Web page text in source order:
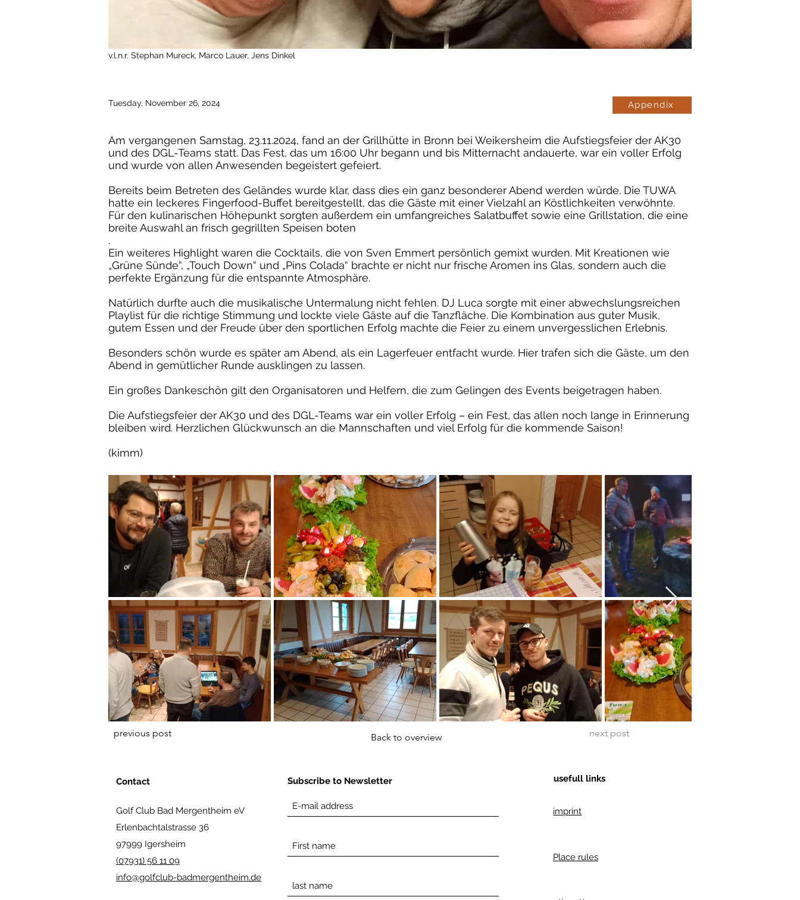
v.l.n.r. Stephan Mureck, Marco Lauer, Jens Dinkel
Tuesday, November 26, 2024 Appendix
Am vergangenen Samstag, 23.11.2024, fand an der Grillhütte in Bronn bei Weikersheim die Aufstiegsfeier der AK30
und des DGL-Teams statt. Das Fest, das um 16:00 Uhr begann und bis Mitternacht andauerte, war ein voller Erfolg
und wurde von allen Anwesenden begeistert gefeiert.
Bereits beim Betreten des Geländes wurde klar, dass dies ein ganz besonderer Abend werden würde. Die TUWA
hatte ein leckeres Fingerfood-Buffet bereitgestellt, das die Gäste mit einer Vielzahl an Köstlichkeiten verwöhnte.
Für den kulinarischen Höhepunkt sorgten außerdem ein umfangreiches Salatbuffet sowie eine Grillstation, die eine
breite Auswahl an frisch gegrillten Speisen boten
.
Ein weiteres Highlight waren die Cocktails, die von Sven Emmert persönlich gemixt wurden. Mit Kreationen wie
„Grüne Sünde“, „Touch Down“ und „Pins Colada“ brachte er nicht nur frische Aromen ins Glas, sondern auch die
perfekte Ergänzung für die entspannte Atmosphäre.
Natürlich durfte auch die musikalische Untermalung nicht fehlen. DJ Luca sorgte mit einer abwechslungsreichen
Playlist für die richtige Stimmung und lockte viele Gäste auf die Tanzfläche. Die Kombination aus guter Musik,
gutem Essen und der Freude über den sportlichen Erfolg machte die Feier zu einem unvergesslichen Erlebnis.
Besonders schön wurde es später am Abend, als ein Lagerfeuer entfacht wurde. Hier trafen sich die Gäste, um den
Abend in gemütlicher Runde ausklingen zu lassen.
Ein großes Dankeschön gilt den Organisatoren und Helfern, die zum Gelingen des Events beigetragen haben.
Die Aufstiegsfeier der AK30 und des DGL-Teams war ein voller Erfolg – ein Fest, das allen noch lange in Erinnerung
bleiben wird. Herzlichen Glückwunsch an die Mannschaften und viel Erfolg für die kommende Saison!
(kimm)
previous post Back to overview next post
Contact
Golf Club Bad Mergentheim eV
Erlenbachtalstrasse 36
97999 Igersheim
(07931) 56 11 09
info@golfclub-badmergentheim.de
Subscribe to Newsletter usefull links
imprint
Place rules